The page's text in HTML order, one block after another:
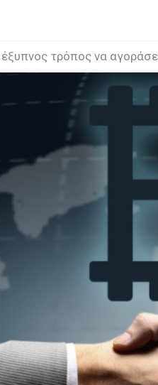
τρόπος να